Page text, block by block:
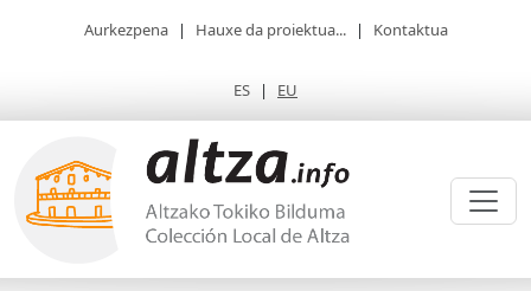
Aurkezpena | Hauxe da proiektua... | Kontaktua
ES | EU